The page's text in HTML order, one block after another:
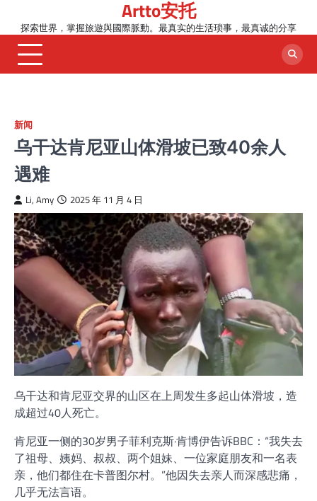
content
Artto安托
探索世界，掌握旅遊與國際脈動。最真实的生活琐事，最真诚的分享
新闻
乌干达肯尼亚山体滑坡已致40余人
遇难
Li, Amy 2025 年 11 月 4 日
乌干达和肯尼亚交界的山区在上周发生多起山体滑坡，造
成超过40人死亡。
肯尼亚一侧的30岁男子菲利克斯·肯博伊告诉BBC：“我失去
了祖母、姨妈、叔叔、两个姐妹、一位家庭朋友和一名表
亲，他们都住在卡普图尔村。”他因失去亲人而深感悲痛，
几乎无法言语。